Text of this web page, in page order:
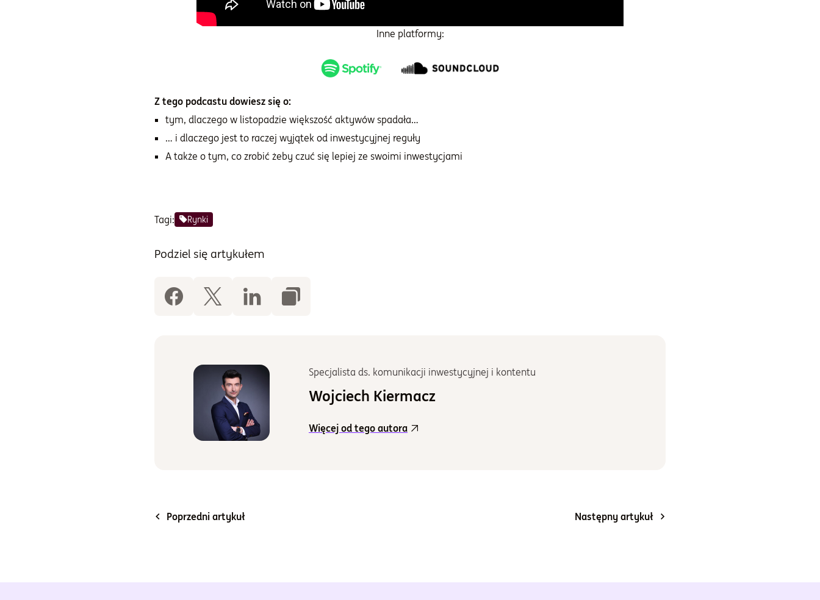
Inne platformy:
Z tego podcastu dowiesz się o:
tym, dlaczego w listopadzie większość aktywów spadała…
… i dlaczego jest to raczej wyjątek od inwestycyjnej reguły
A także o tym, co zrobić żeby czuć się lepiej ze swoimi inwestycjami
Tagi: Rynki
Podziel się artykułem
Specjalista ds. komunikacji inwestycyjnej i kontentu
Wojciech Kiermacz
Więcej od tego autora
Poprzedni artykuł Następny artykuł